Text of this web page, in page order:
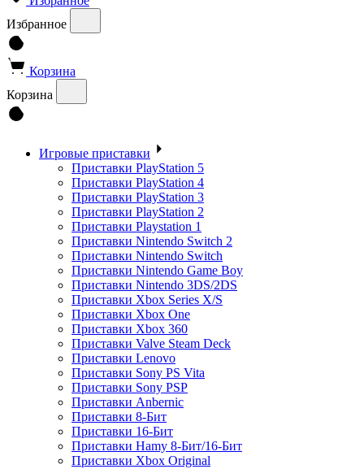
Избранное
Корзина
Корзина
Игровые приставки
Приставки PlayStation 5
Приставки PlayStation 4
Приставки PlayStation 3
Приставки PlayStation 2
Приставки Playstation 1
Приставки Nintendo Switch 2
Приставки Nintendo Switch
Приставки Nintendo Game Boy
Приставки Nintendo 3DS/2DS
Приставки Xbox Series X/S
Приставки Xbox One
Приставки Xbox 360
Приставки Valve Steam Deck
Приставки Lenovo
Приставки Sony PS Vita
Приставки Sony PSP
Приставки Anbernic
Приставки 8-Бит
Приставки 16-Бит
Приставки Hamy 8-Бит/16-Бит
Приставки Xbox Original